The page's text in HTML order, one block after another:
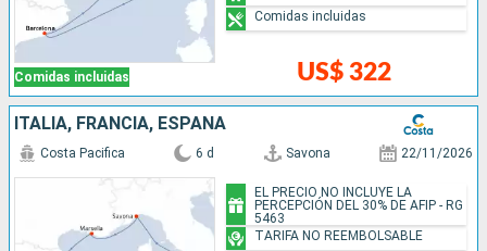
Comidas incluidas US$ 322
Comidas incluidas
ITALIA, FRANCIA, ESPAÑA
Costa Pacifica 6 d Savona 22/11/2026
EL PRECIO NO INCLUYE LA
PERCEPCIÓN DEL 30% DE AFIP - RG
5463
TARIFA NO REEMBOLSABLE